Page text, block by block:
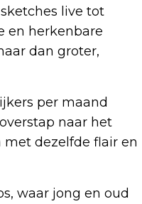
live tot
en herkenbare
dan groter,
per maand
naar het
dezelfde flair en
waar jong en oud